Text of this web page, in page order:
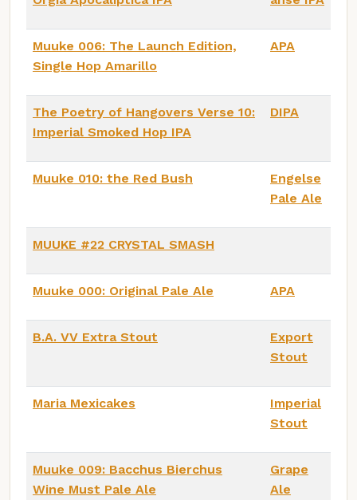
Muuke 006: The Launch Edition,
Single Hop Amarillo
APA
The Poetry of Hangovers Verse 10:
Imperial Smoked Hop IPA
DIPA
Muuke 010: the Red Bush
Engelse
Pale Ale
MUUKE #22 CRYSTAL SMASH
Muuke 000: Original Pale Ale APA
B.A. VV Extra Stout
Export
Stout
Maria Mexicakes
Imperial
Stout
Muuke 009: Bacchus Bierchus
Wine Must Pale Ale
Grape
Ale